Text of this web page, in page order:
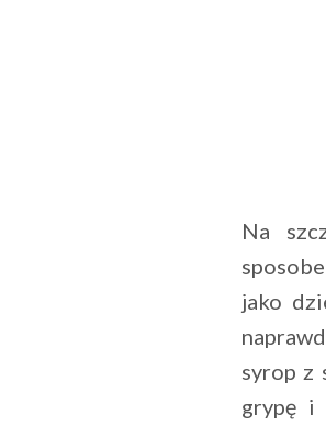
Na
jako
syrop z
grypę i